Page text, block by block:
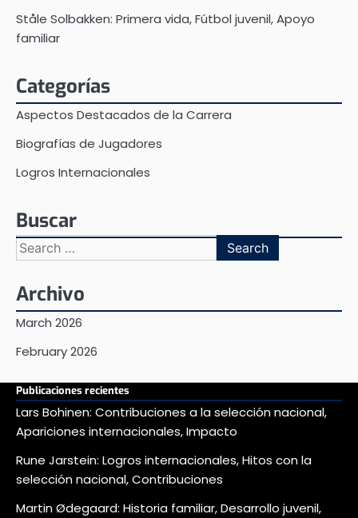
Ståle Solbakken: Primera vida, Fútbol juvenil, Apoyo
familiar
Categorías
Aspectos Destacados de la Carrera
Biografías de Jugadores
Logros Internacionales
Buscar
Search
for:
Archivo
March 2026
February 2026
Publicaciones recientes
Lars Bohinen: Contribuciones a la selección nacional,
Apariciones internacionales, Impacto
Rune Jarstein: Logros internacionales, Hitos con la
selección nacional, Contribuciones
Martin Ødegaard: Historia familiar, Desarrollo juvenil,